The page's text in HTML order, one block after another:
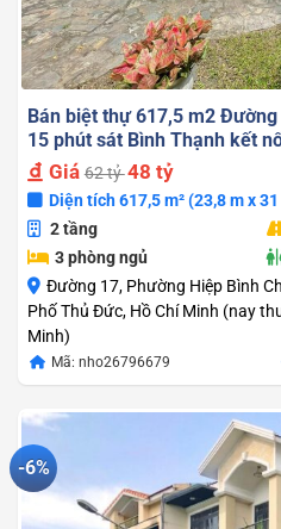
Bán biệt thự 617,5 m2
15 phút sát Bình Thạnh kết
Giá62 tỷ48 tỷ
Diện tích 617,5 m² (23,8 m x
2 tầng
3 phòng ngủ
Đường 17, Phường Hiệp Bình
Phố Thủ Đức, Hồ Chí Minh (nay
Minh)
Mã: nho26796679
-6%